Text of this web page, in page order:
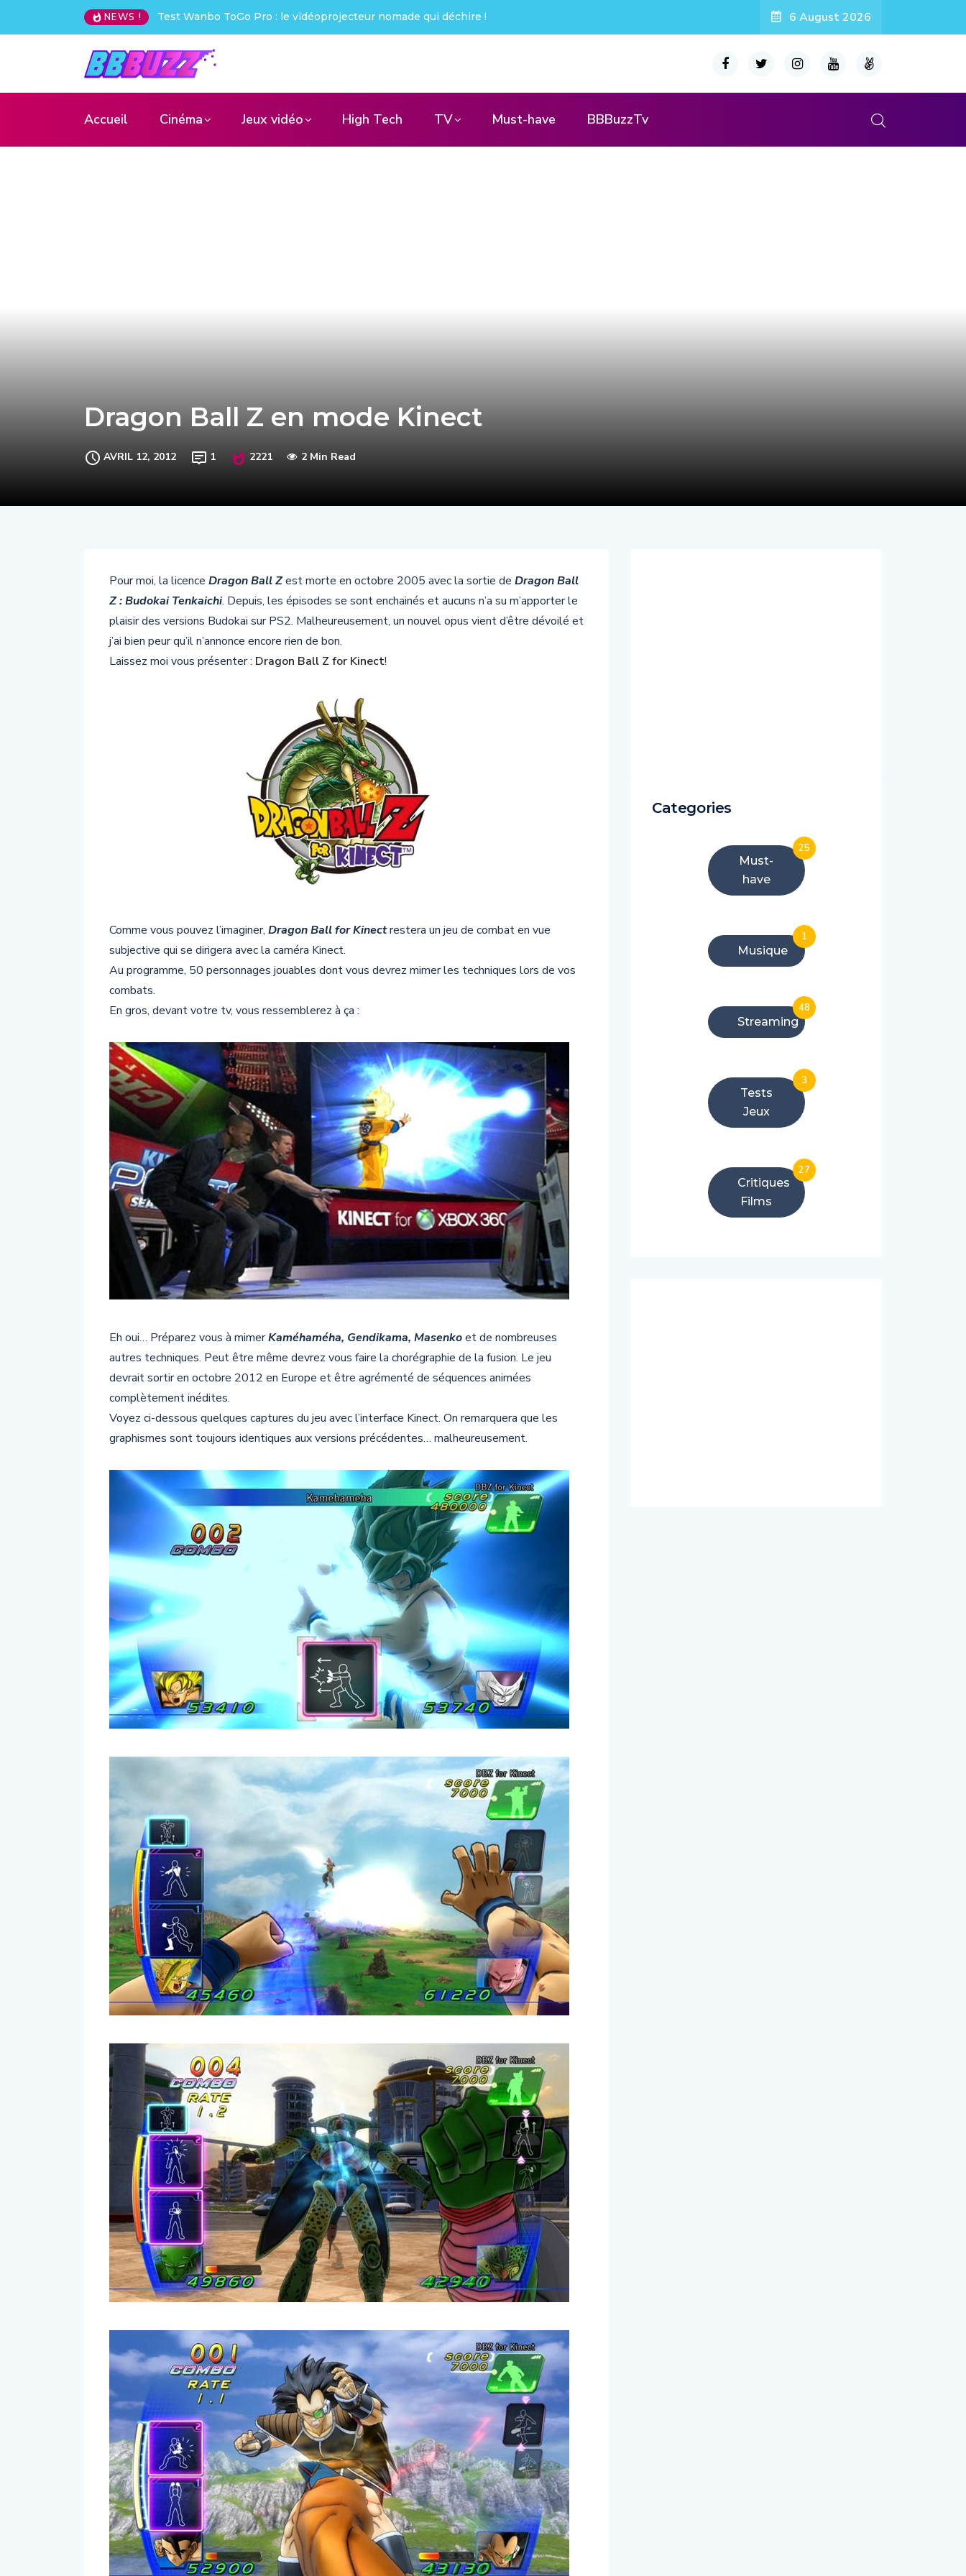
NEWS ! Creative Pebble X : j’ai été choqué ! 6 August 2026
Accueil Cinéma Jeux vidéo High Tech TV Must-have BBBuzzTv
Dragon Ball Z en mode Kinect
AVRIL 12, 2012 1 2221 2 Min Read
Pour moi, la licence Dragon Ball Zest morte en octobre 2005 avec la sortie de Dragon Ball
Z : Budokai Tenkaichi. Depuis, les épisodes se sont enchainés et aucuns n’a su m’apporter le
plaisir des versions Budokai sur PS2. Malheureusement, un nouvel opus vient d’être dévoilé et
j’ai bien peur qu’il n’annonce encore rien de bon.
Laissez moi vous présenter : Dragon Ball Z for Kinect!
Comme vous pouvez l’imaginer, Dragon Ball for Kinectrestera un jeu de combat en vue
subjective qui se dirigera avec la caméra Kinect.
Au programme, 50 personnages jouables dont vous devrez mimer les techniques lors de vos
combats.
En gros, devant votre tv, vous ressemblerez à ça :
Eh oui… Préparez vous à mimerKaméhaméha, Gendikama, Masenkoet de nombreuses
autres techniques. Peut être même devrez vous faire la chorégraphie de la fusion. Le jeu
devrait sortir en octobre 2012 en Europe et être agrémenté de séquences animées
complètement inédites.
Voyez ci-dessous quelques captures du jeu avec l’interface Kinect. On remarquera que les
graphismes sont toujours identiques aux versions précédentes… malheureusement.
Categories
Must-
have
25
Musique
1
Streaming
48
Tests
Jeux
3
Critiques
Films
27